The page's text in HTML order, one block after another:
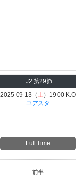
J2 第29節
2025-09-13（土）19:00 K.O
ユアスタ
Full Time
前半